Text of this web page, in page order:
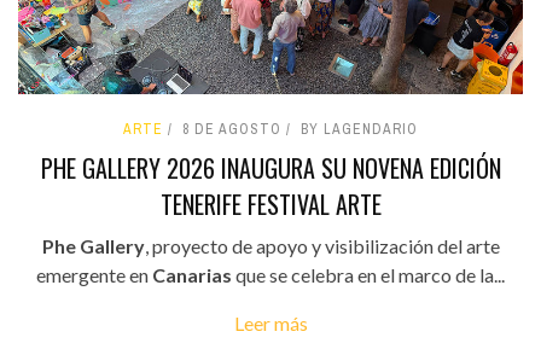
ARTE 8 DE AGOSTO BY LAGENDARIO
PHE GALLERY 2026 INAUGURA SU NOVENA EDICIÓN
TENERIFE FESTIVAL ARTE
Phe Gallery, proyecto de apoyo y visibilización del arte
emergente en Canarias que se celebra en el marco de la...
Leer más